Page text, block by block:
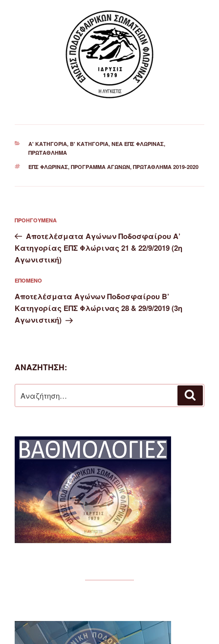
ΚΑΤΗΓΟΡΊΕΣ
Α' ΚΑΤΗΓΟΡΊΑ, Β' ΚΑΤΗΓΟΡΊΑ, ΝΈΑ ΕΠΣ ΦΛΏΡΙΝΑΣ,
ΠΡΩΤΆΘΛΗΜΑ
ΕΤΙΚΈΤΕΣ
ΕΠΣ ΦΛΏΡΙΝΑΣ, ΠΡΌΓΡΑΜΜΑ ΑΓΏΝΩΝ, ΠΡΩΤΆΘΛΗΜΑ 2019-2020
άρθρων
Προηγούμενο
άρθρο
ΠΡΟΗΓΟΎΜΕΝΑ
Αποτελέσματα Αγώνων Ποδοσφαίρου Α’
Κατηγορίας ΕΠΣ Φλώρινας 21 & 22/9/2019 (2η
Αγωνιστική)
Επόμενο
άρθρο
ΕΠΌΜΕΝΟ
Αποτελέσματα Αγώνων Ποδοσφαίρου Β’
Κατηγορίας ΕΠΣ Φλώρινας 28 & 29/9/2019 (3η
Αγωνιστική)
ΑΝΑΖΉΤΗΣΗ:
για: